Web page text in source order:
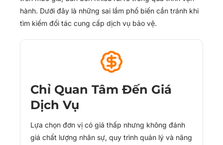
hành. Dưới đây là những sai lầm phổ biến cần tránh khi
tìm kiếm đối tác cung cấp dịch vụ bảo vệ.
Chỉ Quan Tâm Đến Giá
Dịch Vụ
Lựa chọn đơn vị có giá thấp nhưng không đánh
giá chất lượng nhân sự, quy trình quản lý và năng